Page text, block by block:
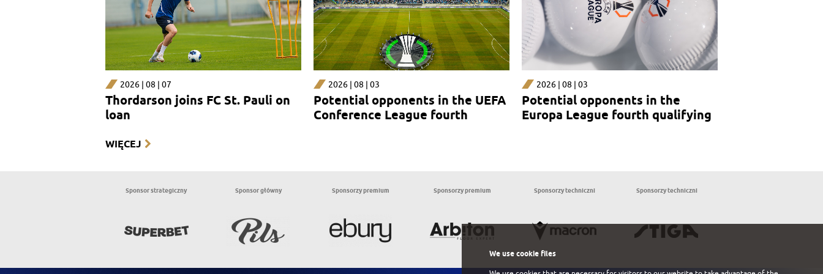
2026 | 08 | 07
Thordarson joins FC St. Pauli on
loan
2026 | 08 | 03
Potential opponents in the UEFA
Conference League fourth
2026 | 08 | 03
Potential opponents in the
Europa League fourth qualifying
WIĘCEJ
Sponsor strategiczny Sponsor główny Sponsorzy premium Sponsorzy premium Sponsorzy techniczni Sponsorzy techniczni
We use cookie files